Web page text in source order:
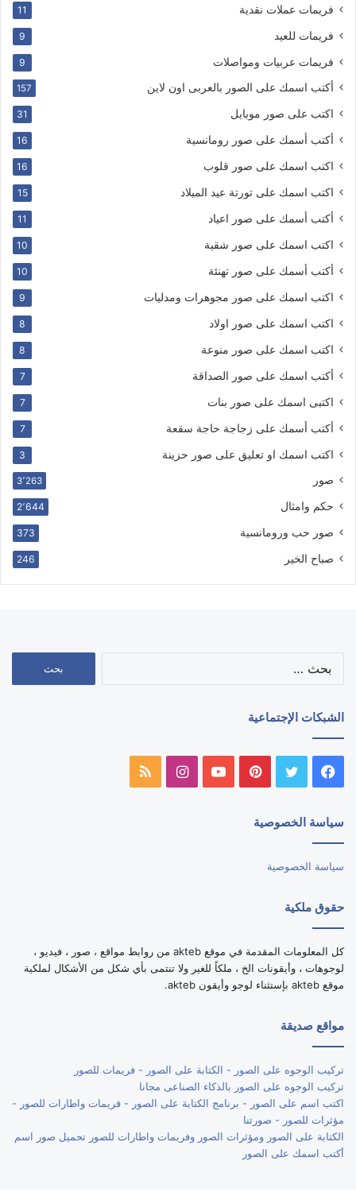
فريمات عملات نقدية 11
فريمات للعيد 9
فريمات عربيات ومواصلات 9
أكتب اسمك على الصور بالعربى اون لاين 157
اكتب على صور موبايل 31
أكتب أسمك على صور رومانسية 16
اكتب اسمك على صور قلوب 16
اكتب اسمك على تورتة عيد الميلاد 15
أكتب أسمك على صور اعياد 11
اكتب اسمك على صور شقية 10
أكتب أسمك على صور تهنئة 10
اكتب اسمك على صور مجوهرات ومدليات 9
اكتب اسمك على صور اولاد 8
اكتب اسمك على صور منوعة 8
أكتب اسمك على صور الصداقة 7
اكتبى اسمك على صور بنات 7
أكتب أسمك على زجاجة حاجة سقعة 7
اكتب اسمك او تعليق على صور حزينة 3
صور 3٬263
حكم وامثال 2٬644
صور حب ورومانسية 373
صباح الخير 246
الشبكات الإجتماعية
فيسبوك تويتر بينتيريستيوتيوبانستقرامملخص
سياسة الخصوصية
سياسة الخصوصية
حقوق ملكية
كل المعلومات المقدمة في موقع akteb من روابط مواقع ، صور ، فيديو ،
لوجوهات ، وأيقونات الخ ، ملكاً للغير ولا تنتمى بأي شكل من الأشكال لملكية
موقع akteb بإستثناء لوجو وأيقون akteb.
مواقع صديقة
تركيب الوجوه على الصور - الكتابة على الصور - فريمات للصور
تركيب الوجوه على الصور بالذكاء الصناعى مجانا
اكتب اسم على الصور - برنامج الكتابة على الصور - فريمات واطارات للصور -
مؤثرات للصور - صورتنا
الكتابة على الصور ومؤثرات الصور وفريمات واطارات للصور تحميل صور اسم
أكتب اسمك على الصور